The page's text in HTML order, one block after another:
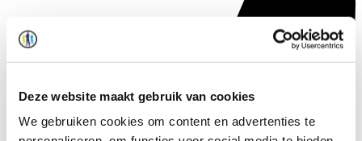
Deze website maakt gebruik van cookies
We gebruiken cookies om content en advertenties te